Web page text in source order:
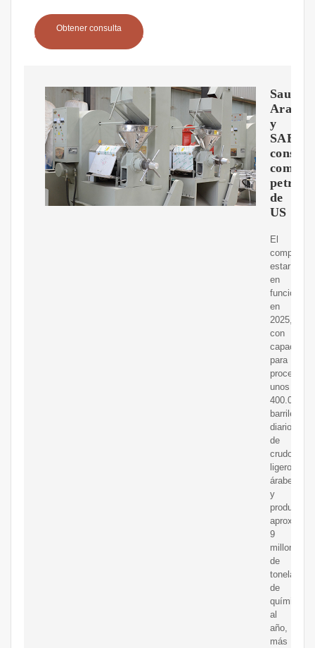
Obtener consulta
Saudi
Aramco
y
SABIC
de
US
El
complejo
estaría
en
en
2025,
con
capacidad
para
procesar
unos
400.000
barriles
diarios
de
crudo
ligero
árabe
y
producir
9
millones
de
toneladas
de
químicos
al
año,
más